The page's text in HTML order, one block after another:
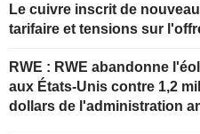
Le cuivre inscrit de
tarifaire et tensions sur
RWE : RWE abandonne l'éolien offshore
aux États-Unis contre 1,2
dollars de l'administration